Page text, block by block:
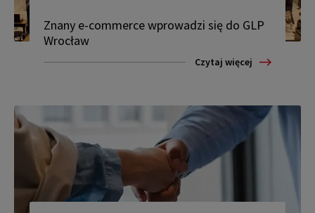
Znany e-commerce wprowadzi się do GLP
Wrocław
Czytaj więcej